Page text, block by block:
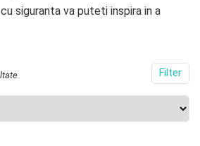
siguranta va puteti inspira in a
Filter